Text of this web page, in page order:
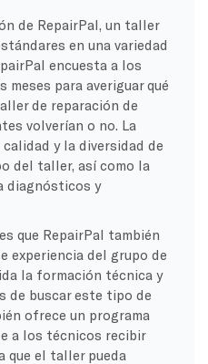
de RepairPal, un taller
en una variedad
encuesta a los
para averiguar qué
de reparación de
volverían o no. La
y la diversidad de
del taller, así como la
diagnósticos y
que RepairPal también
experiencia del grupo de
la formación técnica y
de buscar este tipo de
ofrece un programa
a los técnicos recibir
que el taller pueda